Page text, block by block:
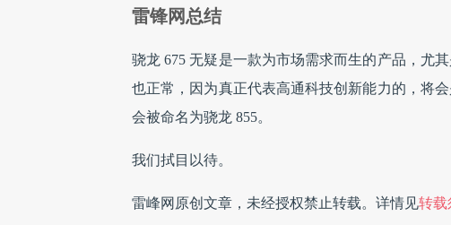
雷锋网总结
骁龙 675 无疑是一款为市场需求而生的产品，尤
也正常，因为真正代表高通科技创新能力的，将
会被命名为骁龙 855。
我们拭目以待。
雷峰网原创文章，未经授权禁止转载。详情见转载